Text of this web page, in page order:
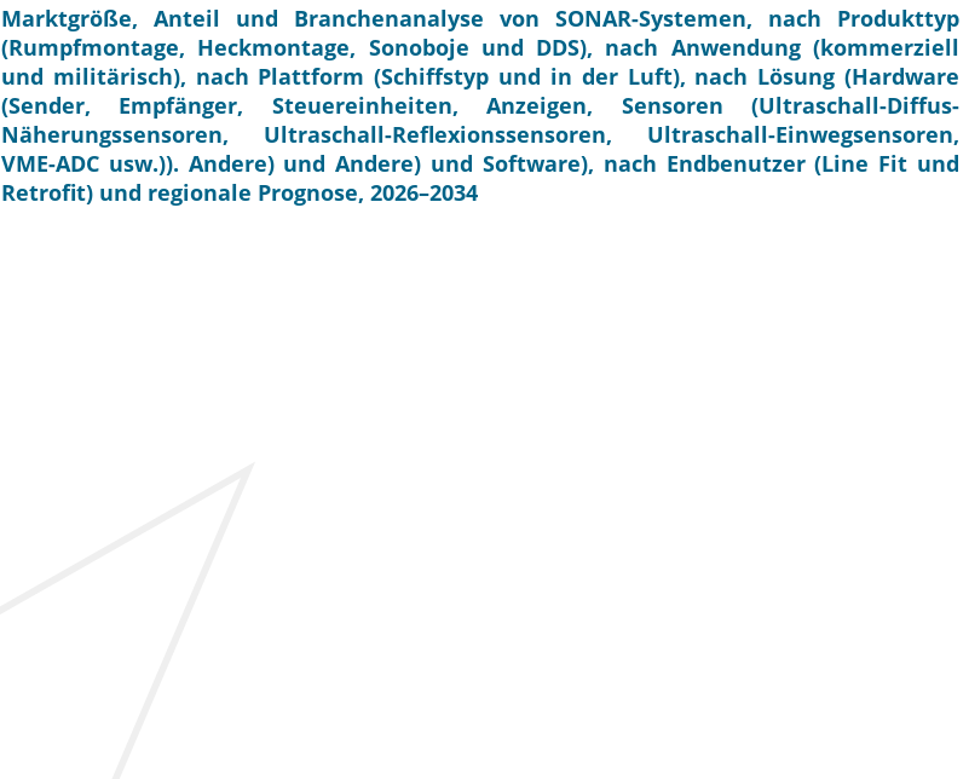
Marktgröße, Anteil und Branchenanalyse von SONAR-Systemen, nach Produkttyp
(Rumpfmontage, Heckmontage, Sonoboje und DDS), nach Anwendung (kommerziell
und militärisch), nach Plattform (Schiffstyp und in der Luft), nach Lösung (Hardware
(Sender, Empfänger, Steuereinheiten, Anzeigen, Sensoren (Ultraschall-Diffus-
Näherungssensoren, Ultraschall-Reflexionssensoren, Ultraschall-Einwegsensoren,
VME-ADC usw.)). Andere) und Andere) und Software), nach Endbenutzer (Line Fit und
Retrofit) und regionale Prognose, 2026–2034